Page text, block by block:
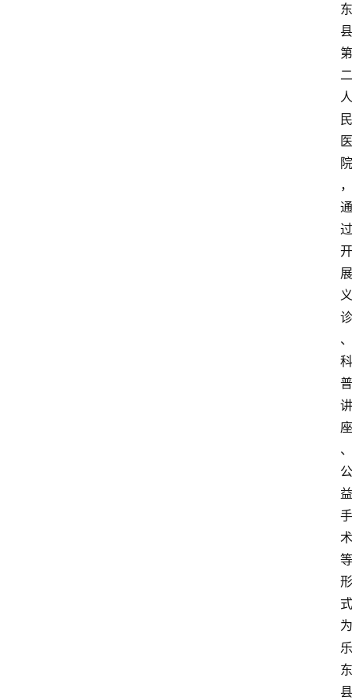
东
县
第
二
人
民
医
院
，
通
过
开
展
义
诊
、
科
普
讲
座
、
公
益
手
术
等
形
式
为
乐
东
县